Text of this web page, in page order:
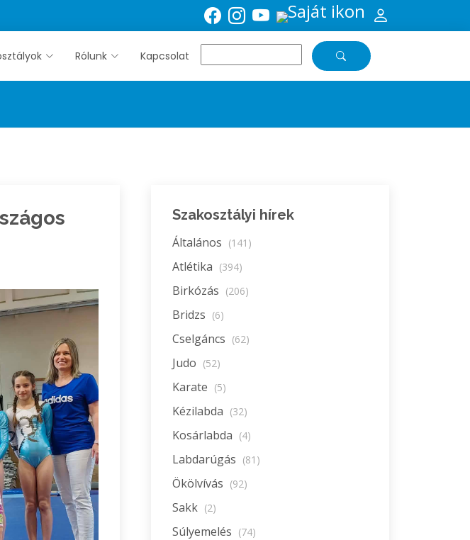
Rólunk Kapcsolat
Szakosztályi hírek
Általános (141)
Atlétika (394)
Birkózás (206)
Bridzs (6)
Cselgáncs (62)
Judo (52)
Karate (5)
Kézilabda (32)
Kosárlabda (4)
Labdarúgás (81)
Ökölvívás (92)
Sakk (2)
Súlyemelés (74)